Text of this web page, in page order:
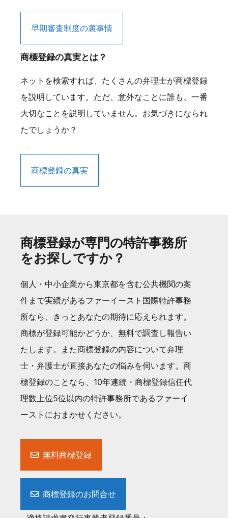
早期審査制度の裏事情
商標登録の真実とは？
ネットを検索すれば、たくさんの弁理士が商標登録
を説明しています。ただ、意外なことに誰も、一番
大切なことを説明していません。お気づきになられ
たでしょうか？
商標登録の真実
商標登録が専門の特許事務所
をお探しですか？
個人・中小企業から東京都を含む公共機関の案
件まで実績があるファーイースト国際特許事務
所なら、きっとあなたの期待に応えられます。
商標が登録可能かどうか、無料で調査し報告い
たします。また商標登録の内容について弁理
士・弁護士が直接あなたの悩みを伺います。商
標登録のことなら、10年連続・商標登録信任代
理数上位5位以内の特許事務所であるファーイ
ーストにおまかせください。
無料商標登録
商標登録のお問合せ